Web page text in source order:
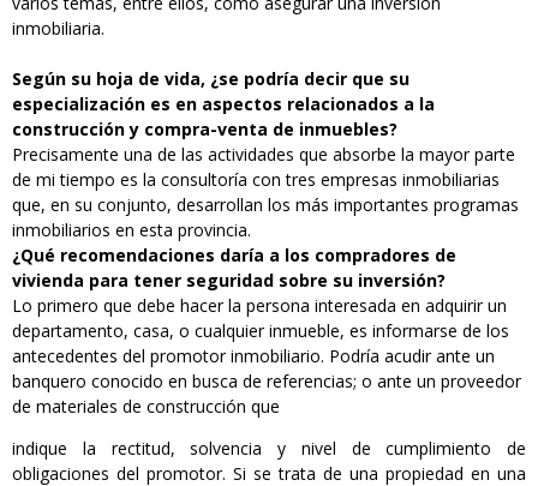
inmobiliaria.
Según su hoja de vida, ¿se podría decir que su
especialización es en aspectos relacionados a la
construcción y compra-venta de inmuebles?
Precisamente una de las actividades que absorbe la mayor parte
de mi tiempo es la consultoría con tres empresas inmobiliarias
que, en su conjunto, desarrollan los más importantes programas
inmobiliarios en esta provincia.
¿Qué recomendaciones daría a los compradores de
vivienda para tener seguridad sobre su inversión?
Lo primero que debe hacer la persona interesada en adquirir un
departamento, casa, o cualquier inmueble, es informarse de los
antecedentes del promotor inmobiliario. Podría acudir ante un
banquero conocido en busca de referencias; o ante un proveedor
de materiales de construcción que
indique la rectitud, solvencia y nivel de cumplimiento de
obligaciones del promotor. Si se trata de una propiedad en una